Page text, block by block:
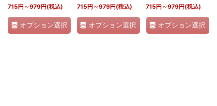
715円 ～979円(税込)
オプション選択
715円 ～979円(税込)
オプション選択
715円 ～979円(税込)
オプション選択